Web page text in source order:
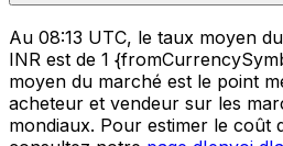
Au 08:13 UTC, le taux moyen
INR est de 1
moyen du marché est le point
acheteur et vendeur sur les
mondiaux. Pour estimer le coût